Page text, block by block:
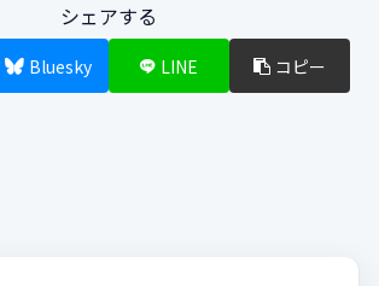
シェアする
Bluesky LINE コピー